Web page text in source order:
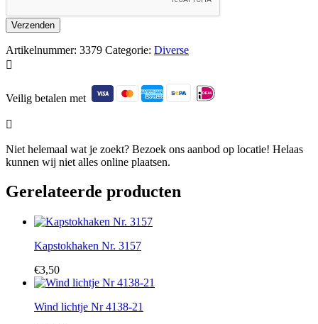
Artikelnummer: 3379 Categorie: Diverse

Veilig betalen met

Niet helemaal wat je zoekt? Bezoek ons aanbod op locatie! Helaas
kunnen wij niet alles online plaatsen.
Gerelateerde producten
Kapstokhaken Nr. 3157
€3,50
Wind lichtje Nr 4138-21